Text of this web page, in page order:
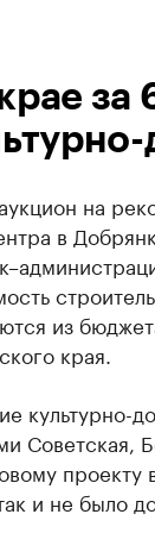
за
на
в
–
из
края.
культурно-
Советская,
проекту
и не было